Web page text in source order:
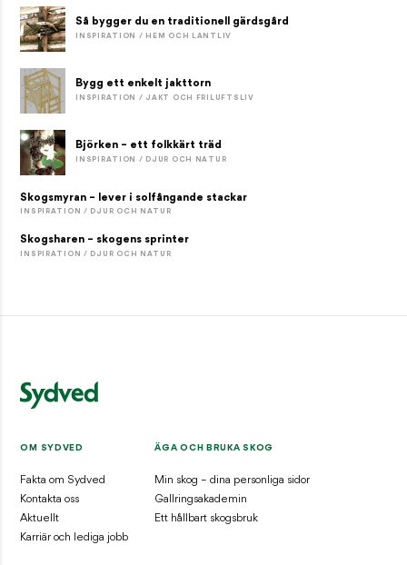
Så bygger du en traditionell gärdsgård
INSPIRATION / HEM OCH LANTLIV
Bygg ett enkelt jakttorn
INSPIRATION / JAKT OCH FRILUFTSLIV
Björken – ett folkkärt träd
INSPIRATION / DJUR OCH NATUR
Skogsmyran – lever i solfångande stackar
INSPIRATION / DJUR OCH NATUR
Skogsharen – skogens sprinter
INSPIRATION / DJUR OCH NATUR
OM SYDVED
Fakta om Sydved
Kontakta oss
Aktuellt
Karriär och lediga jobb
ÄGA OCH BRUKA SKOG
Min skog – dina personliga sidor
Gallringsakademin
Ett hållbart skogsbruk